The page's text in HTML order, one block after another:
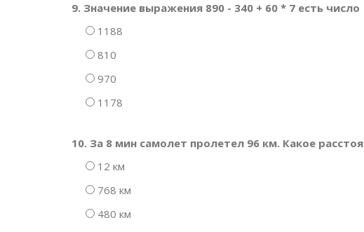
9. Значение выражения 890 - 340 + 60 * 7 есть число
1188
810
970
1178
10. За 8 мин самолет пролетел 96 км. Какое
12 км
768 км
480 км